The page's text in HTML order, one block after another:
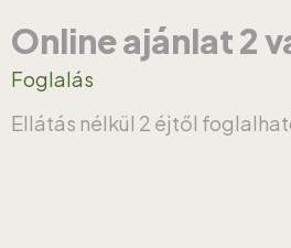
Online ajánlat 2
Foglalás
Ellátás nélkül 2 éjtől